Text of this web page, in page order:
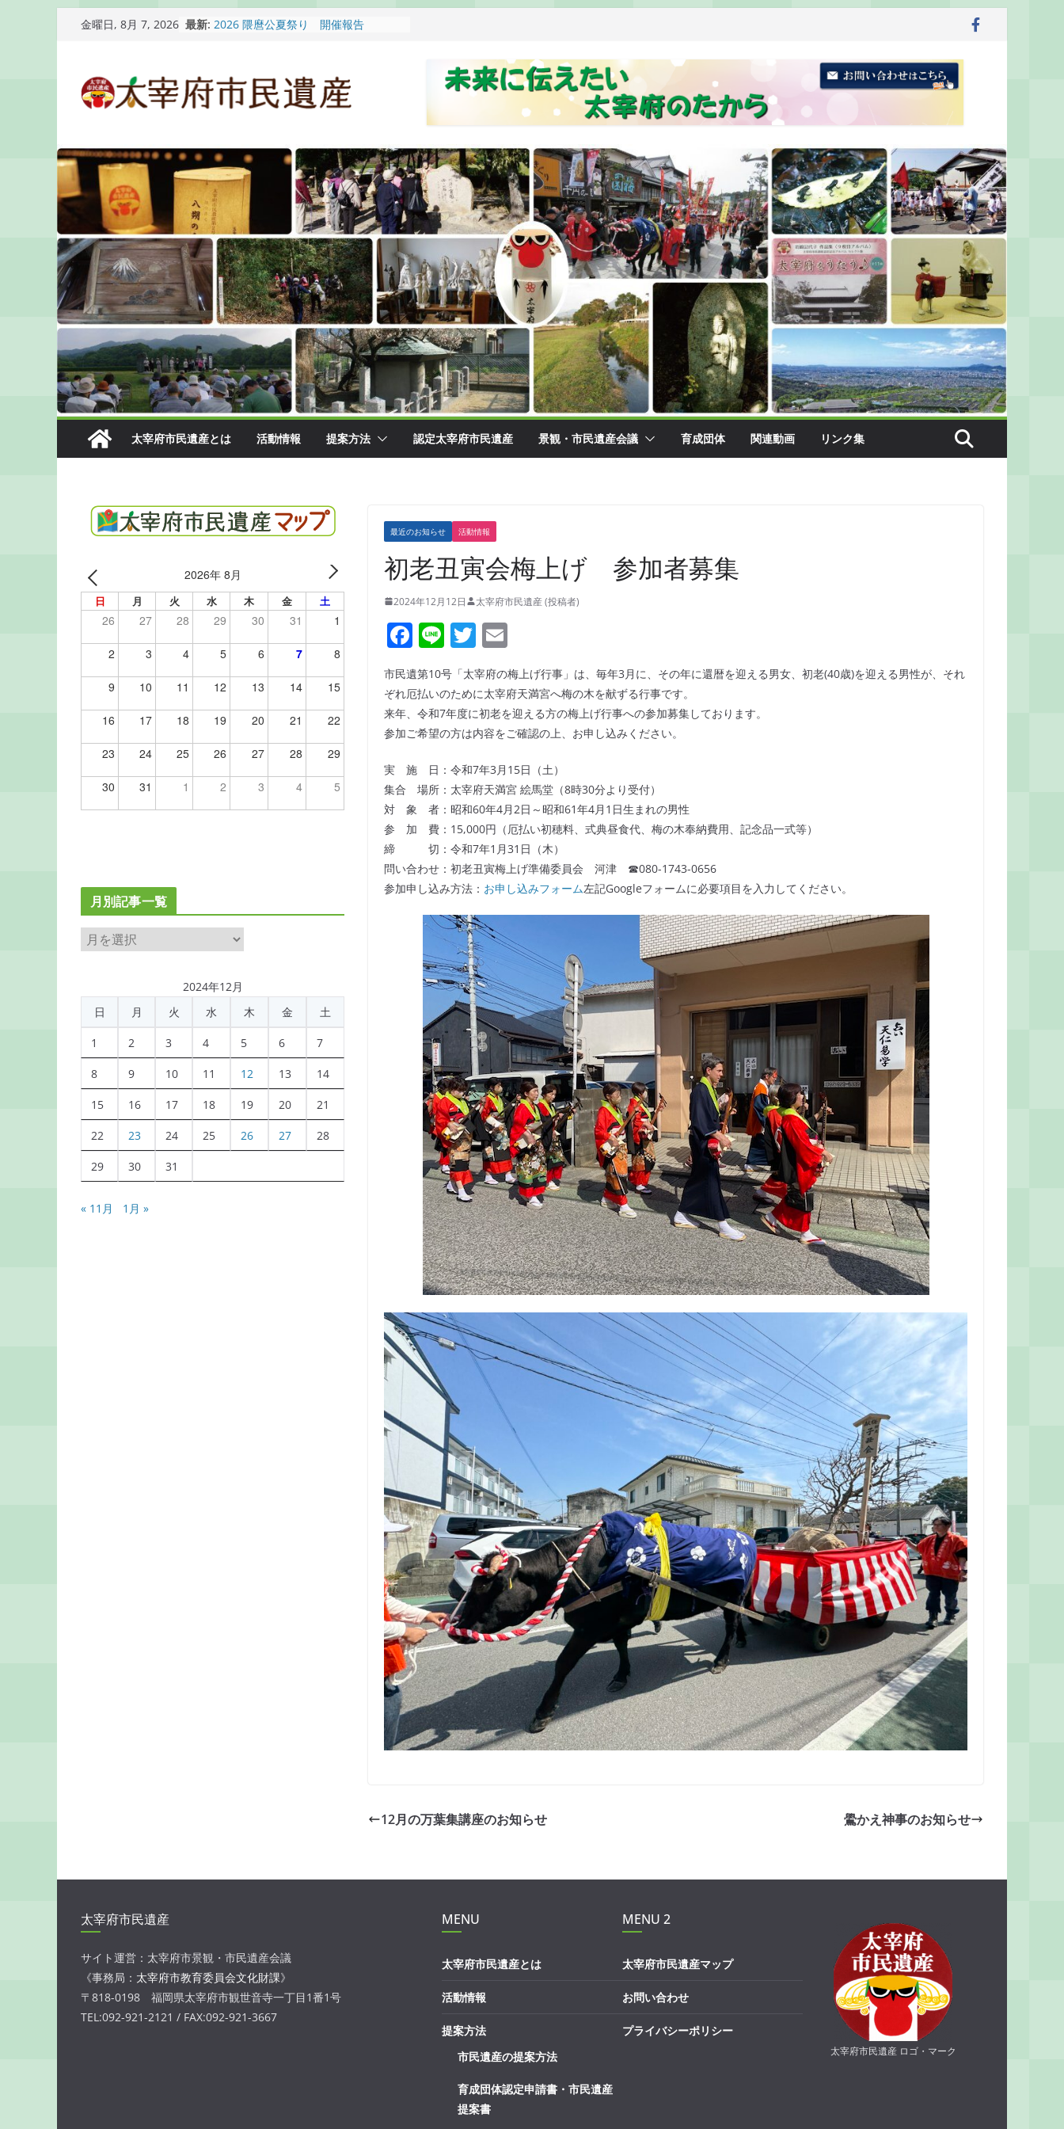
ス
ッ
プ
金曜日, 8月 7, 2026 最新: 2026 隈麿公夏祭り 開催報告
梅香苑夏まつり子どもみこし開催のお
知らせ
太宰府市民遺産とは 活動情報 提案方法 認定太宰府市民遺産 景観・市民遺産会議 育成団体 関連動画 リンク集
最近のお知らせ 活動情報
初老丑寅会梅上げ 参加者募集
2024年12月12日 太宰府市民遺産 (投稿者)
F
a
c
e
b
o
o
k
Li
n
e
T
w
itt
er
m
ai
l
市民遺第10号「太宰府の梅上げ行事」は、毎年3月に、その年に還暦を迎える男女、初老(40歳)を迎える男性が、それ
ぞれ厄払いのために太宰府天満宮へ梅の木を献ずる行事です。
来年、令和7年度に初老を迎える方の梅上げ行事への参加募集しております。
参加ご希望の方は内容をご確認の上、お申し込みください。
実 施 日：令和7年3月15日（土）
集合 場所：太宰府天満宮 絵馬堂（8時30分より受付）
対 象 者：昭和60年4月2日～昭和61年4月1日生まれの男性
参 加 費：15,000円（厄払い初穂料、式典昼食代、梅の木奉納費用、記念品一式等）
締 切：令和7年1月31日（木）
問い合わせ：初老丑寅梅上げ準備委員会 河津 ☎080-1743-0656
参加申し込み方法： お申し込みフォーム左記Googleフォームに必要項目を入力してください。
12月の万葉集講座のお知らせ 鷽かえ神事のお知らせ
2026年 8月
日 月 火 水 木 金 土
26 27 28 29 30 31 1
2 3 4 5 6 7 8
9 10 11 12 13 14 15
16 17 18 19 20 21 22
23 24 25 26 27 28 29
30 31 1 2 3 4 5
月別記事一覧
月
事
2024年12月
日
月 火 水 木 金 土
1 2 3 4 5 6 7
8 9 10 11 12 13 14
15 16 17 18 19 20 21
22 23 24 25 26 27 28
29 30 31
« 11月 1月 »
太宰府市民遺産
サイト運営：太宰府市景観・市民遺産会議
《事務局： 太宰府市教育委員会文化財課》
〒818-0198 福岡県太宰府市観世音寺一丁目1番1号
TEL:092-921-2121 / FAX:092-921-3667
MENU
太宰府市民遺産とは
活動情報
提案方法
市民遺産の提案方法
育成団体認定申請書・市民遺産
提案書
MENU 2
太宰府市民遺産マップ
お問い合わせ
プライバシーポリシー
太宰府市民遺産 ロゴ・マーク